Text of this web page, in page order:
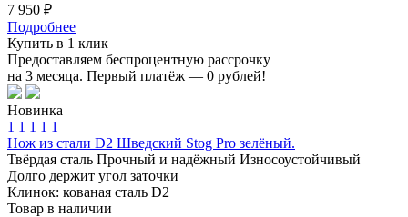
7 950 ₽
Подробнее
Купить в 1 клик
Предоставляем беспроцентную рассрочку
на 3 месяца. Первый платёж — 0 рублей!
Новинка
1 1 1 1 1
Нож из стали D2 Шведский Stog Pro зелёный.
Твёрдая сталь Прочный и надёжный Износоустойчивый
Долго держит угол заточки
Клинок: кованая сталь D2
Товар в наличии